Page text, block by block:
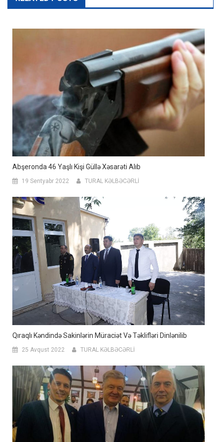
Abşeronda 46 Yaşlı Kişi Güllə Xəsarəti Alıb
19 Sentyabr 2022 TURAL KƏLBƏCƏRLİ
Qıraqlı Kəndində Sakinlərin Müraciət Və Təklifləri Dinlənilib
25 Avqust 2022 TURAL KƏLBƏCƏRLİ